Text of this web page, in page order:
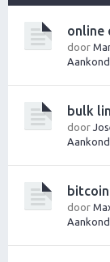
online
door
bulk
door
door